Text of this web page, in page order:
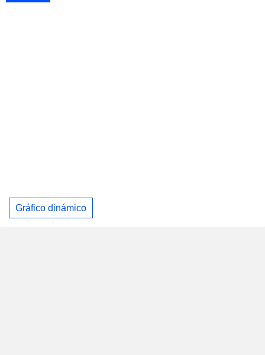
Gráfico dinámico